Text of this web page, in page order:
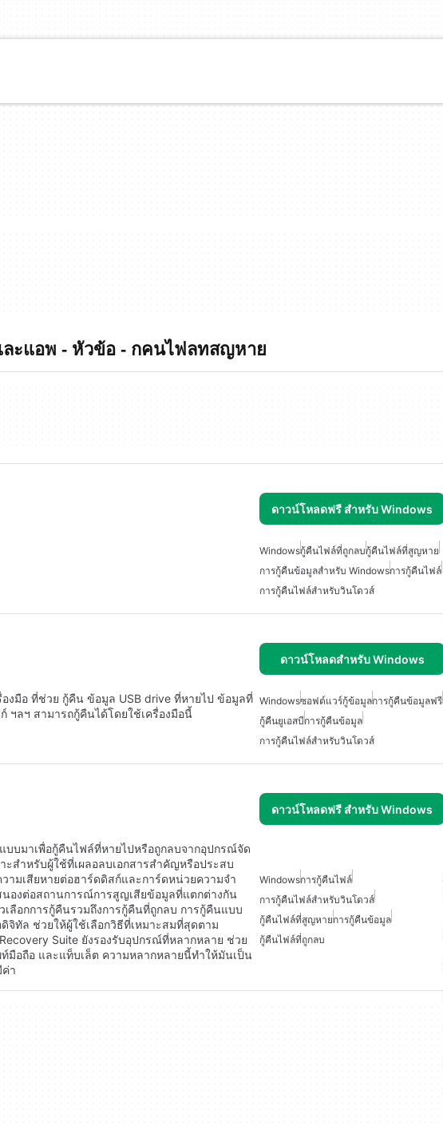
ะแอพ - หัวข้อ - กคนไฟลทสญหาย
ดาวน์โหลดฟรี สำหรับ Windows
Windowsกู้คืนไฟล์ที่ถูกลบกู้คืนไฟล์ที่สูญหาย
การกู้คืนข้อมูลสำหรับ Windowsการกู้คืนไฟล์
การกู้คืนไฟล์สำหรับวินโดวส์
ดาวน์โหลดสำหรับ Windows
งมือ ที่ช่วย กู้คืน ข้อมูล USB drive ที่หายไป ข้อมูลที่
ฯลฯ สามารถกู้คืนได้โดยใช้เครื่องมือนี้
Windowsซอฟต์แวร์กู้ข้อมูลการกู้คืนข้อมูลฟรี
กู้คืนยูเอสบีการกู้คืนข้อมูล
การกู้คืนไฟล์สำหรับวินโดวส์
ดาวน์โหลดฟรี สำหรับ Windows
บบมาเพื่อกู้คืนไฟล์ที่หายไปหรือถูกลบจากอุปกรณ์จัด
สำหรับผู้ใช้ที่เผลอลบเอกสารสำคัญหรือประสบ
มเสียหายต่อฮาร์ดดิสก์และการ์ดหน่วยความจำ
องต่อสถานการณ์การสูญเสียข้อมูลที่แตกต่างกัน
ลือกการกู้คืนรวมถึงการกู้คืนที่ถูกลบ การกู้คืนแบบ
ทัล ช่วยให้ผู้ใช้เลือกวิธีที่เหมาะสมที่สุดตาม
Suite ยังรองรับอุปกรณ์ที่หลากหลาย ช่วย
มือถือ และแท็บเล็ต ความหลากหลายนี้ทำให้มันเป็น
า
Windowsการกู้คืนไฟล์
การกู้คืนไฟล์สำหรับวินโดวส์
กู้คืนไฟล์ที่สูญหายการกู้คืนข้อมูล
กู้คืนไฟล์ที่ถูกลบ